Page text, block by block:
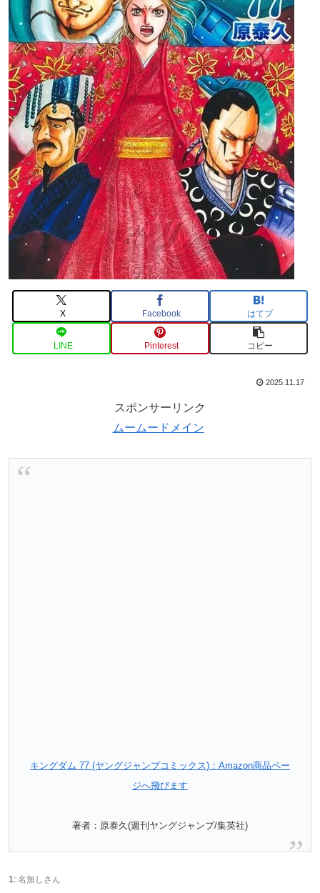
X Facebook はてブ
LINE Pinterest コピー
2025.11.17
スポンサーリンク
ムームードメイン
キングダム 77 (ヤングジャンプコミックス)：Amazon商品ペー
ジへ飛びます
著者：原泰久(週刊ヤングジャンプ/集英社)
1: 名無しさん